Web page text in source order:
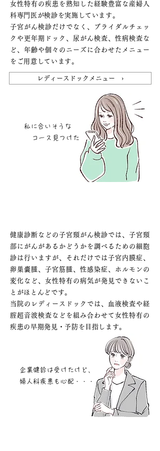
女性特有の疾患を熟知した経験豊富な産婦人
科専門医が検診を実施しています。
子宮がん検診だけでなく、ブライダルチェッ
クや更年期ドック、尿がん検査、性病検査な
ど、年齢や個々のニーズに合わせたメニュー
をご用意しています。
レディースドックメニュー ›
私に合いそうな
コース 見つけた
健康診断などの子宮頸がん検診では、子宮頸
部にがんがあるかどうかを調べるための細胞
診は行いますが、それだけでは子宮内膜症、
卵巣嚢腫、子宮筋腫、性感染症、ホルモンの
変化など、女性特有の病気が発見できないこ
とがほとんどです。
当院のレディースドックでは、血液検査や経
腟超音波検査などを組み合わせて女性特有の
疾患の早期発見・予防を目指します。
企業健診は受けたけど、
婦人科疾患も心配・・・